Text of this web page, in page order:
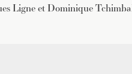
Ligne et Dominique